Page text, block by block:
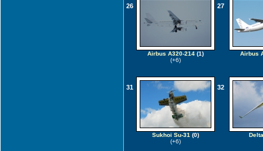
26
Airbus A320-214(1)
(+6)
27
Airbus
31
Sukhoi Su-31 (0)
(+6)
32